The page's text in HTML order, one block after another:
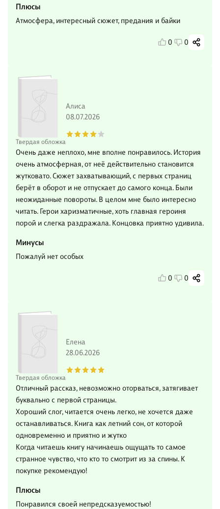
Плюсы
Атмосфера, интересный сюжет, предания и байки
0 0
Твердая обложка
Алиса
08.07.2026
Очень даже неплохо, мне вполне понравилось. История
очень атмосферная, от неё действительно становится
жутковато. Сюжет захватывающий, с первых страниц
берёт в оборот и не отпускает до самого конца. Были
неожиданные повороты. В целом мне было интересно
читать. Герои харизматичные, хоть главная героиня
порой и слегка раздражала. Концовка приятно удивила.
Минусы
Пожалуй нет особых
0 0
Твердая обложка
Елена
28.06.2026
Отличный рассказ, невозможно оторваться, затягивает
буквально с первой страницы.
Хороший слог, читается очень легко, не хочется даже
останавливаться. Книга как летний сон, от которой
одновременно и приятно и жутко
Когда читаешь книгу начинаешь ощущать то самое
странное чувство, что кто то смотрит из за спины. К
покупке рекомендую!
Плюсы
Понравился своей непредсказуемостью!